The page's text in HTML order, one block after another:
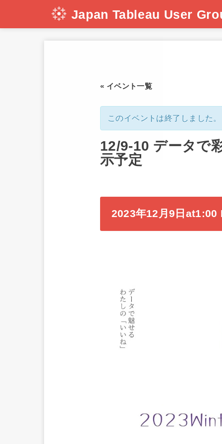
Japan Tableau User
« イベント一覧
このイベントは終了しました。
12/9-10 データで
示予定
2023年12月9日at1:00